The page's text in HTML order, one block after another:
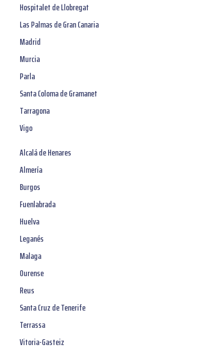
Hospitalet de Llobregat
Las Palmas de Gran Canaria
Madrid
Murcia
Parla
Santa Coloma de Gramanet
Tarragona
Vigo
Alcalá de Henares
Almería
Burgos
Fuenlabrada
Huelva
Leganés
Malaga
Ourense
Reus
Santa Cruz de Tenerife
Terrassa
Vitoria-Gasteiz